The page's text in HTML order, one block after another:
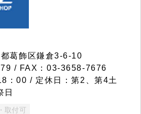
葛飾区鎌倉3-6-10
/ FAX：03-3658-7676
：00 / 定休日：第2、第4土
日
取付可